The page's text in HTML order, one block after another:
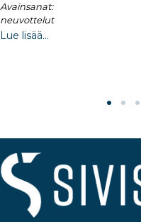
Avainsanat:
neuvottelut
Lue lisää...